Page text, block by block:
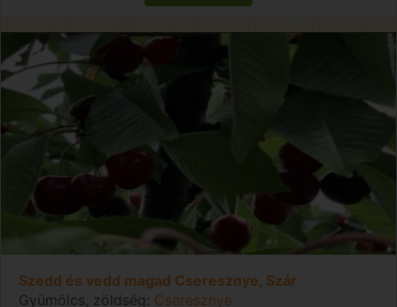
Szedd és vedd magad Cseresznye, Szár
Gyümölcs, zöldség: Cseresznye